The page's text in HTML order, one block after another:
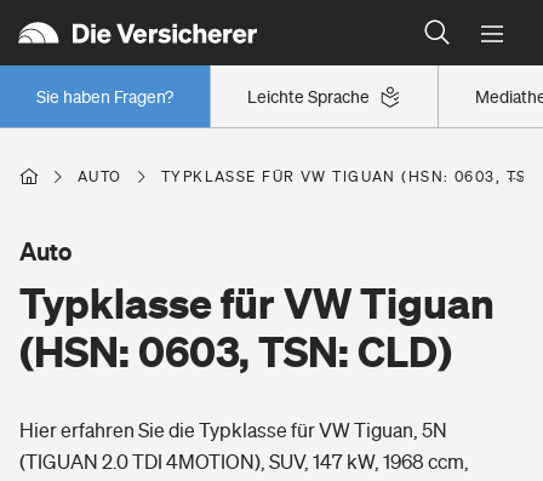
Leichte Sprache
Sie haben Fragen?
Wer versichert was: Jetzt Versicherer finden
Regionalklassen: So ist Ihre Region eingestuft
Wer versichert was: Jetzt Versicherer finden
Berufsunfähigkeitsversicherung
Erwerbsunfähigkeitsversicherung
Grundfähigkeitsversicherung
Wohnen
Freizeit
AUTO TYPKLASSE FÜR VW TIGUAN (HSN: 0603,
Typklasse für VW Tiguan
(HSN: 0603, TSN: CLD)
Auto
Hier erfahren Sie die Typklasse für VW Tiguan, 5N
(TIGUAN 2.0 TDI 4MOTION), SUV, 147 kW, 1968 ccm,